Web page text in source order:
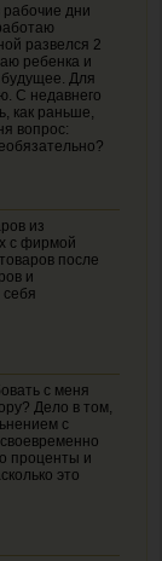
дни
развелся 2
ребенка и
Для
С недавнего
как раньше,
вопрос:
из
с фирмой
после
и
себя
с меня
Дело в том,
с
проценты и
это